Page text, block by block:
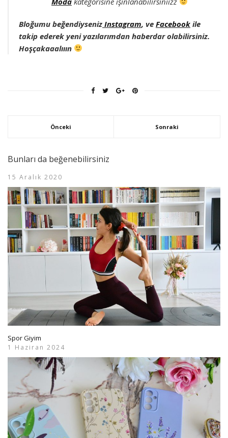
Bloğumu beğendiyseniz Instagram, ve Facebook ile
takip ederek yeni yazılarımdan haberdar olabilirsiniz.
Hoşçakaaalııın
Önceki Sonraki
Bunları da beğenebilirsiniz
15 Aralık 2020
Spor Giyim
1 Haziran 2024